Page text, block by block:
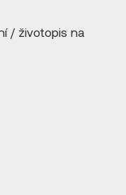
/ životopis na